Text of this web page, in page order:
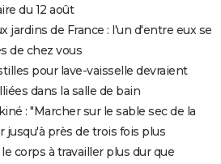
du 12 août
jardins de France : l'un d'entre eux se
de chez vous
pour lave-vaisselle devraient
dans la salle de bain
: "Marcher sur le sable sec de la
jusqu'à près de trois fois plus
corps à travailler plus dur que